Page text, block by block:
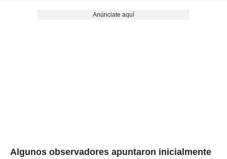
Anúnciate aquí
Algunos observadores apuntaron inicialmente